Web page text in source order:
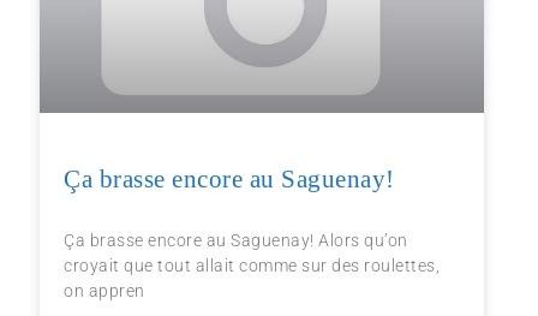
Ça brasse encore au Saguenay!
Ça brasse encore au Saguenay! Alors qu’on
croyait que tout allait comme sur des roulettes,
on appren